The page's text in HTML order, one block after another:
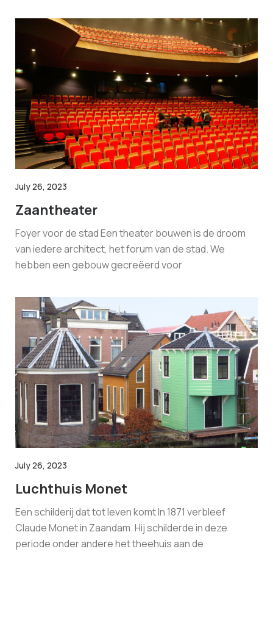
July 26, 2023
Zaantheater
Foyer voor de stad Een theater bouwen is de droom
van iedere architect, het forum van de stad. We
hebben een gebouw gecreëerd voor
July 26, 2023
Luchthuis Monet
Een schilderij dat tot leven komt In 1871 verbleef
Claude Monet in Zaandam. Hij schilderde in deze
periode onder andere het theehuis aan de